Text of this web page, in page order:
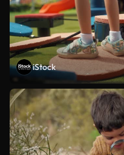
iStock